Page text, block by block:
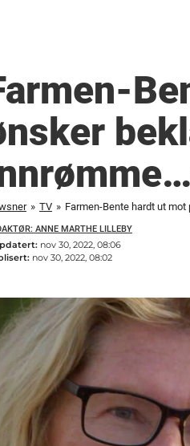
» TV » Farmen-Bente hardt ut
ANNE MARTHE LILLEBY
nov 30, 2022, 08:06
nov 30, 2022, 08:02